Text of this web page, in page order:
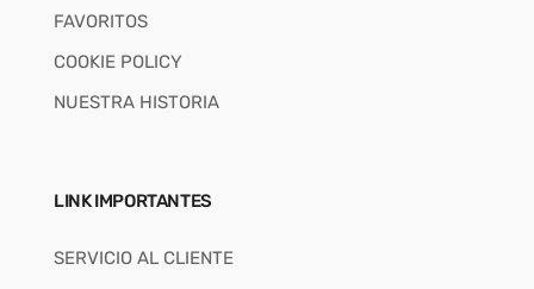
FAVORITOS
COOKIE POLICY
NUESTRA HISTORIA
LINK IMPORTANTES
SERVICIO AL CLIENTE